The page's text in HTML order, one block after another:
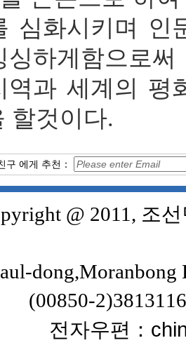
심화시키며 인
싱하게함으로
역과 세계의 평
할것이다.
구 에게 추천：
@ 2011, 조
dong,Moranbong
(00850-
전자우편：